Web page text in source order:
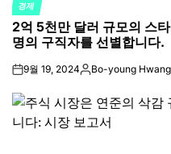
POSTED
IN
경제
2억 5천만 달러 규모의 스
명의 구직자를 선별합니다.
on9월 19, 2024Posted
Bo-young Hwang